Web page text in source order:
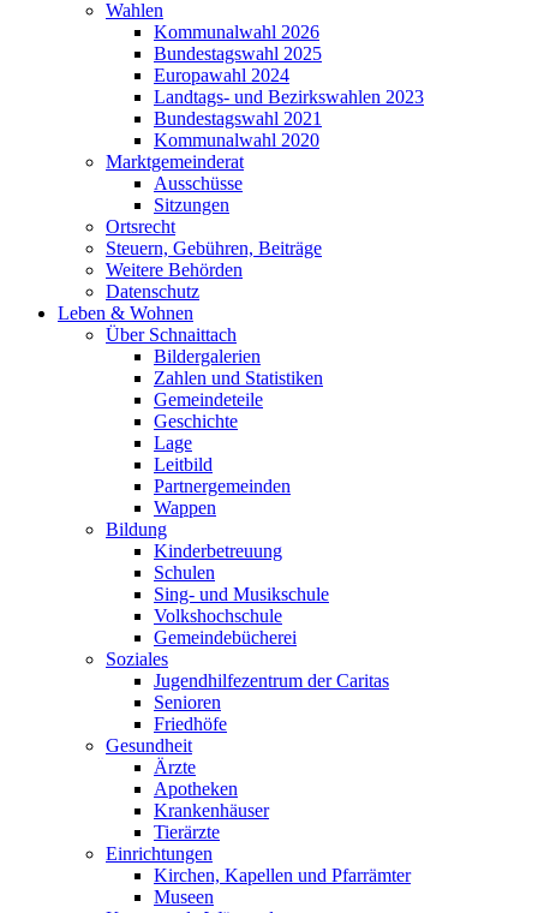
Wahlen
Kommunalwahl 2026
Bundestagswahl 2025
Europawahl 2024
Landtags- und Bezirkswahlen 2023
Bundestagswahl 2021
Kommunalwahl 2020
Marktgemeinderat
Ausschüsse
Sitzungen
Ortsrecht
Steuern, Gebühren, Beiträge
Weitere Behörden
Datenschutz
Leben & Wohnen
Über Schnaittach
Bildergalerien
Zahlen und Statistiken
Gemeindeteile
Geschichte
Lage
Leitbild
Partnergemeinden
Wappen
Bildung
Kinderbetreuung
Schulen
Sing- und Musikschule
Volkshochschule
Gemeindebücherei
Soziales
Jugendhilfezentrum der Caritas
Senioren
Friedhöfe
Gesundheit
Ärzte
Apotheken
Krankenhäuser
Tierärzte
Einrichtungen
Kirchen, Kapellen und Pfarrämter
Museen